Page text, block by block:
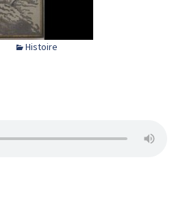
Histoire